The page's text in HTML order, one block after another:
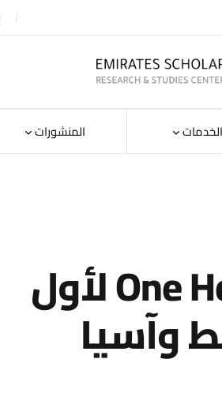
الخدمات المنشورات
ستستضيف دبي مؤتمر One Health لأول
وآسيا